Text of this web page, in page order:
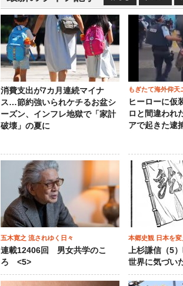
消費支出が7カ月連続マイナ
ス…節約強いられケチるお盆シ
ーズン、インフレ地獄で「家計
破壊」の夏に
もぎたて海外仰天
ヒーローに仮
ロと間違われ
アで起きた逮
五木寛之 流されゆく日々
連載12406回 男女共学のこ
ろ <5>
本郷史観 日本を
上杉謙信（5
世界に気づい